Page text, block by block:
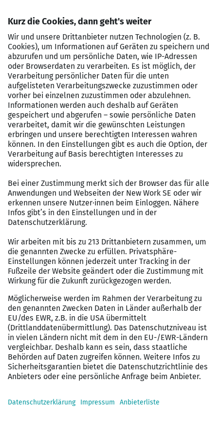
Entgeltfortzahlung im Krankheitsfall,
Fahrradleasing), Familienfreundlichkeit,
professionelle Mitarbeiter:innenberatung zu allen
Lebenslagen
Bezahlung
Wir bieten Ihnen eine Vergütung in der Entgeltgruppe 10
nach demTarifvertrag Versorgungsbetriebe (TV-V)an. Je
nach Vorliegen der persönlichen Voraussetzungen kann
eine Eingruppierung auch in eine niedrigere
Entgeltgruppe erfolgen.
Informationen zur Bewerbung
Haben Sie Fragen rund um die Anstellung bei den
Berliner Wasserbetrieben oder den Bewerbungsprozess?
Ihre Recruiterin Lisa Maria Soffke beantwortet gern Ihre
Fragen. E-Mail:bewerbung@bwb.de
Bitte bewerben Sie sich mit Ihrem vollständigen
Bewerbungsprofil (Anschreiben, Lebenslauf, Zeugnisse
sowie ggf. Nachweis über Schwerbehinderung) bis zum
16.07.2026 unter Angabe der Job-ID über unsere
Karriereseite.
Die Vorstellungsgespräche finden voraussichtlich ab KW
33 statt.
Menschen mit Behinderung werden bei gleicher
Eignung bevorzugt.
Da wir uns Chancengleichheit und die berufliche